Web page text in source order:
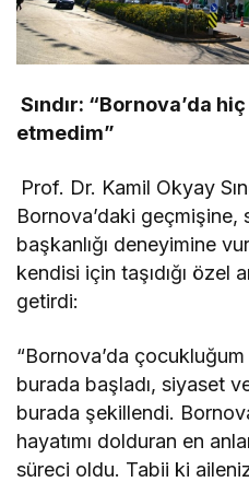
Sındır: “Bornova’da
etmedim”
Prof. Dr. Kamil Okyay
Bornova’daki geçmişine,
başkanlığı deneyimine
kendisi için taşıdığı özel
getirdi:
“Bornova’da
burada başladı, siyaset
burada şekillendi.
hayatımı dolduran en
süreci oldu. Tabii ki